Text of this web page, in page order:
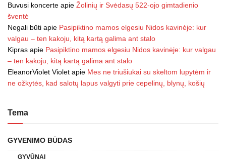
Buvusi koncerte apie Žolinių ir Svėdasų 522-ojo gimtadienio
šventė
Negali būti apie Pasipiktino mamos elgesiu Nidos kavinėje: kur
valgau – ten kakoju, kitą kartą galima ant stalo
Kipras apie Pasipiktino mamos elgesiu Nidos kavinėje: kur valgau
– ten kakoju, kitą kartą galima ant stalo
EleanorViolet Violet apie Mes ne triušiukai su skeltom lupytėm ir
ne ožkytės, kad salotų lapus valgyti prie cepelinų, blynų, košių
Tema
GYVENIMO BŪDAS
GYVŪNAI